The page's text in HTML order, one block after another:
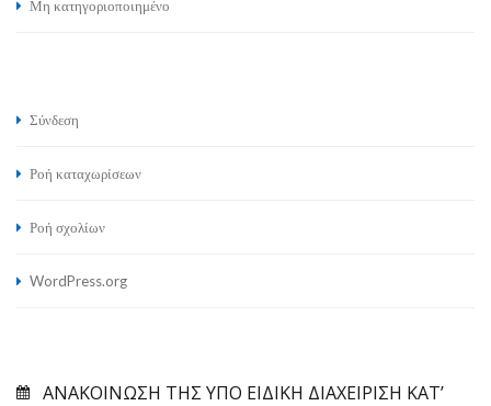
Μη κατηγοριοποιημένο
Σύνδεση
Ροή καταχωρίσεων
Ροή σχολίων
WordPress.org
ΑΝΑΚΟΙΝΩΣΗ ΤΗΣ ΥΠΟ ΕΙΔΙΚΗ ΔΙΑΧΕΙΡΙΣΗ ΚΑΤ’